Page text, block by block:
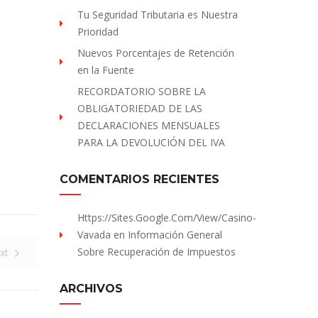
Tu Seguridad Tributaria es Nuestra
Prioridad
Nuevos Porcentajes de Retención
en la Fuente
RECORDATORIO SOBRE LA
OBLIGATORIEDAD DE LAS
DECLARACIONES MENSUALES
PARA LA DEVOLUCIÓN DEL IVA
COMENTARIOS RECIENTES
Https://sites.Google.com/view/Casino-
Vavada en Información General
Sobre Recuperación de Impuestos
ARCHIVOS